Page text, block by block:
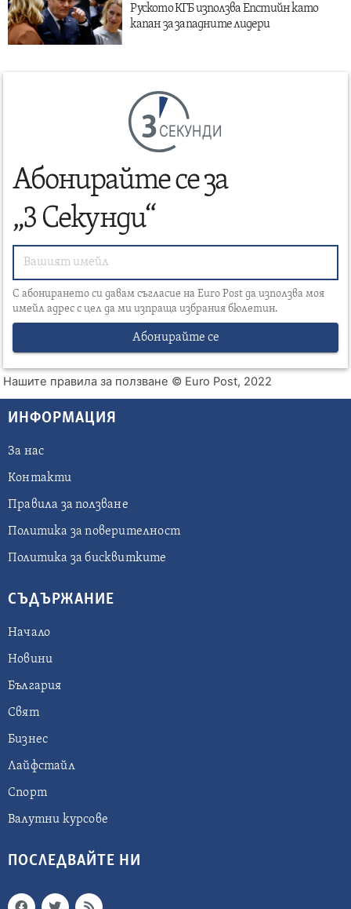
Руското КГБ използва Епстийн като
капан за западните лидери
СЕКУНДИ
Абонирайте се за
„3 Секунди“
С абонирането си давам съгласие на Euro Post да използва моя
имейл адрес с цел да ми изпраща избрания бюлетин.
Абонирайте се
Нашите правила за ползване © Euro Post, 2022
ИНФОРМАЦИЯ
За нас
Контакти
Правила за ползване
Политика за поверителност
Политика за бисквитките
СЪДЪРЖАНИЕ
Начало
Новини
България
Свят
Бизнес
Лайфстайл
Спорт
Валутни курсове
ПОСЛЕДВАЙТЕ НИ